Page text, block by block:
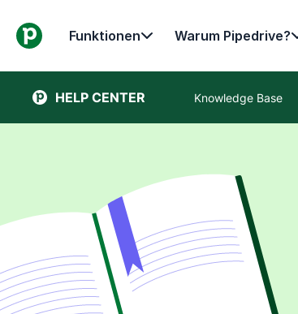
Funktionen Warum Pipedrive?
HELP CENTER Knowledge Base